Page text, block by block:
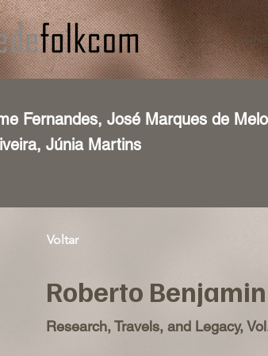
Fernandes, José Marques de
Júnia Martins
Voltar
Roberto Benjamin
Research, Travels, and Legacy,